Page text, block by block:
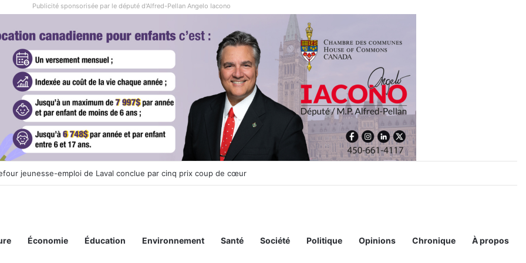
Publicité sponsorisée par le député d'Alfred-Pellan Angelo Iacono
le 20 septembre sa cinquième édition de sa marche annuelle à Laval
Économie Éducation Environnement Santé Société Politique Opinions Chronique À propos